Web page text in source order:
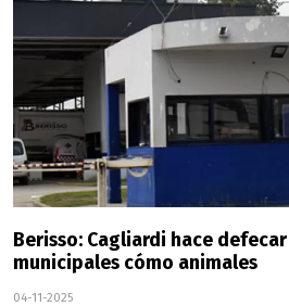
Berisso: Cagliardi hace
municipales cómo animales
04-11-2025